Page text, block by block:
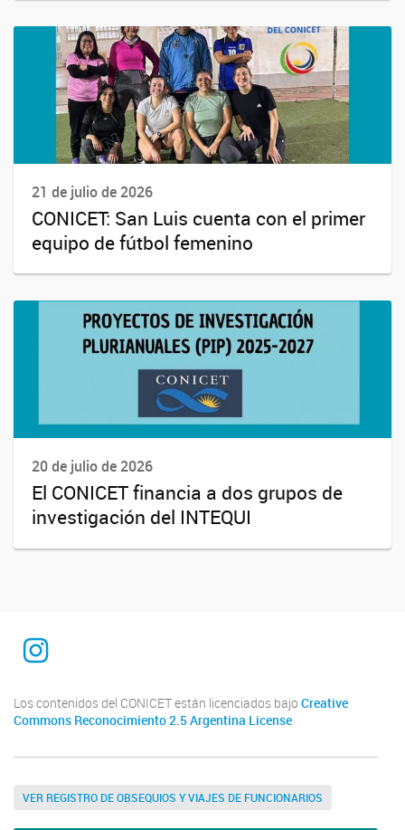
21 de julio de 2026
CONICET: San Luis cuenta con el primer
equipo de fútbol femenino
20 de julio de 2026
El CONICET financia a dos grupos de
investigación del INTEQUI
INTEQUI
Los contenidos del CONICET están licenciados bajo Creative
Commons Reconocimiento 2.5 Argentina License
VER REGISTRO DE OBSEQUIOS Y VIAJES DE FUNCIONARIOS